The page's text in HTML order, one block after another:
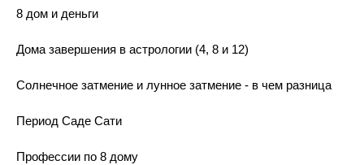
8 дом и деньги
Дома завершения в астрологии (4, 8 и 12)
Солнечное затмение и лунное затмение - в чем разница
Период Саде Сати
Профессии по 8 дому